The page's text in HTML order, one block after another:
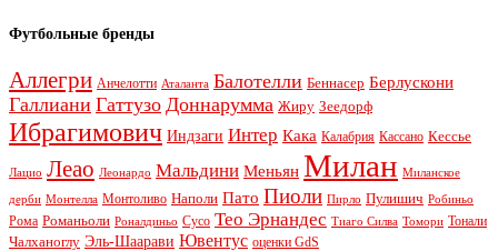
Футбольные бренды
Аллегри Анчелотти Аталанта Балотелли Беннасер Берлускони
Галлиани Гаттузо Доннарумма Жиру Зеедорф
Ибрагимович Индзаги Интер Кака Калабрия Кассано Кессье
Лацио Леао Леонардо Мальдини Меньян Милан Миланское
дерби Монтелла Монтоливо Наполи Пато Пиоли Пирло Пулишич Робиньо
Рома Романьоли Роналдиньо Сусо Тео Эрнандес Тиаго Силва Томори Тонали
Чалханоглу Эль-Шаарави Ювентус оценки GdS